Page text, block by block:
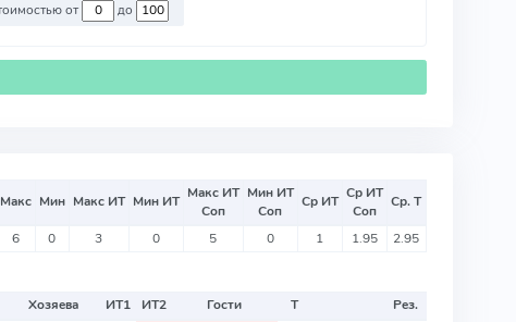
Против команд со стоимостью от до
Макс Мин Макс ИТ Мин ИТ Макс ИТ
Соп
Мин ИТ
Соп
Ср ИТ Ср ИТ
Соп
Ср. Т
6 0 3 0 5 0 1 1.95 2.95
Хозяева ИТ1 ИТ2 Гости Т
Рез.